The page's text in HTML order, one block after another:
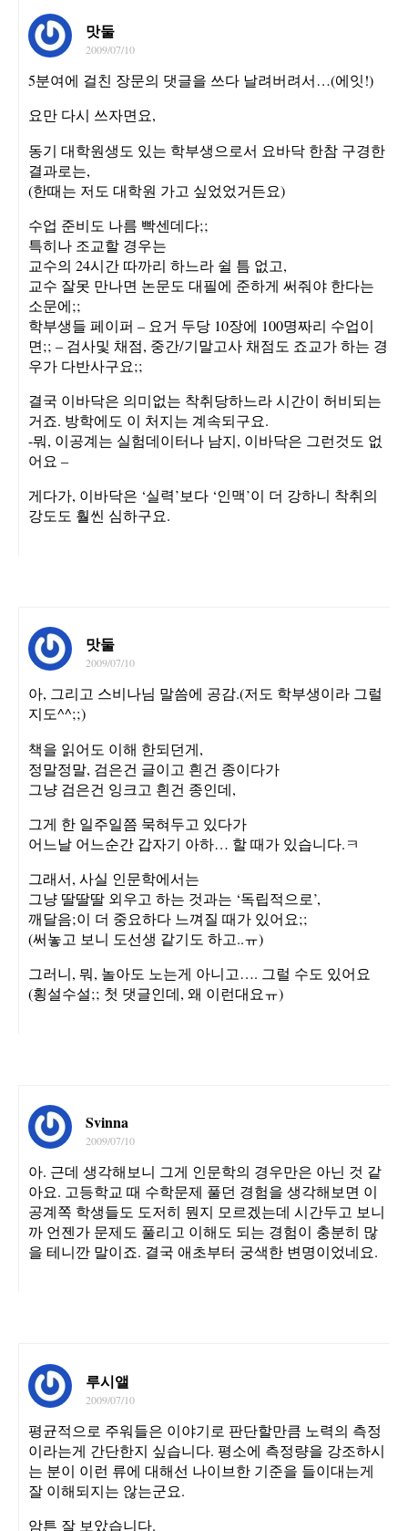
맛둘
2009/07/10
5분여에 걸친 장문의 댓글을 쓰다 날려버려서…(에잇!)
요만 다시 쓰자면요,
동기 대학원생도 있는 학부생으로서 요바닥 한참 구경한
결과로는,
(한때는 저도 대학원 가고 싶었었거든요)
수업 준비도 나름 빡센데다;;
특히나 조교할 경우는
교수의 24시간 따까리 하느라 쉴 틈 없고,
교수 잘못 만나면 논문도 대필에 준하게 써줘야 한다는
소문에;;
학부생들 페이퍼 – 요거 두당 10장에 100명짜리 수업이
면;; – 검사및 채점, 중간/기말고사 채점도 죠교가 하는 경
우가 다반사구요;;
결국 이바닥은 의미없는 착취당하느라 시간이 허비되는
거죠. 방학에도 이 처지는 계속되구요.
-뭐, 이공계는 실험데이터나 남지, 이바닥은 그런것도 없
어요 –
게다가, 이바닥은 ‘실력’보다 ‘인맥’이 더 강하니 착취의
강도도 훨씬 심하구요.
맛둘
2009/07/10
아, 그리고 스비나님 말씀에 공감.(저도 학부생이라 그럴
지도^^;;)
책을 읽어도 이해 한되던게,
정말정말, 검은건 글이고 흰건 종이다가
그냥 검은건 잉크고 흰건 종인데,
그게 한 일주일쯤 묵혀두고 있다가
어느날 어느순간 갑자기 아하… 할 때가 있습니다.ㅋ
그래서, 사실 인문학에서는
그냥 딸딸딸 외우고 하는 것과는 ‘독립적으로’,
깨달음;이 더 중요하다 느껴질 때가 있어요;;
(써놓고 보니 도선생 같기도 하고..ㅠ)
그러니, 뭐, 놀아도 노는게 아니고…. 그럴 수도 있어요
(횡설수설;; 첫 댓글인데, 왜 이런대요ㅠ)
Svinna
2009/07/10
아. 근데 생각해보니 그게 인문학의 경우만은 아닌 것 같
아요. 고등학교 때 수학문제 풀던 경험을 생각해보면 이
공계쪽 학생들도 도저히 뭔지 모르겠는데 시간두고 보니
까 언젠가 문제도 풀리고 이해도 되는 경험이 충분히 많
을 테니깐 말이죠. 결국 애초부터 궁색한 변명이었네요.
루시앨
2009/07/10
평균적으로 주워들은 이야기로 판단할만큼 노력의 측정
이라는게 간단한지 싶습니다. 평소에 측정량을 강조하시
는 분이 이런 류에 대해선 나이브한 기준을 들이대는게
잘 이해되지는 않는군요.
암튼 잘 보았습니다.